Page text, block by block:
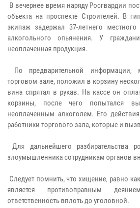
В вечернее время наряду Росгвардии
объекта на проспекте Строителей. В
экипаж задержал 37-летнего
алкогольного опьянения. У
неоплаченная продукция.
По предварительной информации,
торговом зале, положил в корзину
вина спрятал в рукав. На кассе он
корзины, после чего попытался
неоплаченным алкоголем. Его
работники торгового зала, которые и
Для дальнейшего разбирательства
злоумышленника сотрудникам органов
Следует помнить, что хищение, равно
является противоправным
ответственность вплоть до уголовной.